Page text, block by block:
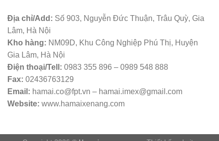
Địa chỉ/Add: Số 903, Nguyễn Đức Thuận, Trâu Quỳ, Gia
Lâm, Hà Nội
Kho hàng: NM09D, Khu Công Nghiệp Phú Thị, Huyện
Gia Lâm, Hà Nội
Điện thoại/Tell: 0983 355 896 – 0989 548 888
Fax: 02436763129
Email: hamai.co@fpt.vn – hamai.imex@gmail.com
Website: www.hamaixenang.com